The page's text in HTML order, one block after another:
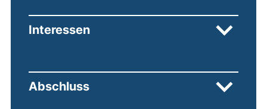
Interessen
Abschluss